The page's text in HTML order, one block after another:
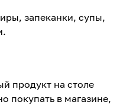
запеканки, супы,
продукт на столе
покупать в магазине,